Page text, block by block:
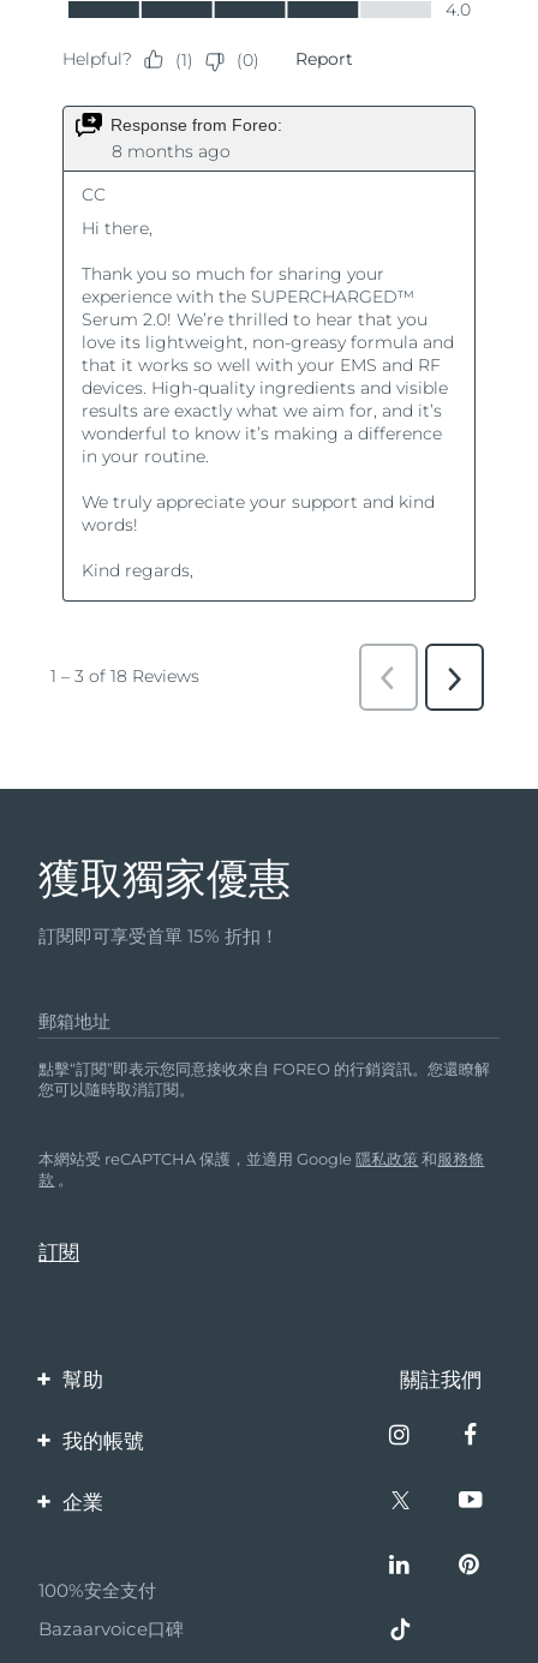
獲取獨家優惠
訂閱即可享受首單 15% 折扣！
郵箱地址
點擊“訂閱”即表示您同意接收來自 FOREO 的行銷資訊。您還瞭解
您可以隨時取消訂閱。
本網站受 reCAPTCHA 保護，並適用 Google隱私政策 和服務條
款 。
幫助
聯繫我們
保修與退換貨
關註我們
我的帳號
產品註冊
企業
夥伴計畫
聯盟新聞
100%安全支付
Bazaarvoice口碑